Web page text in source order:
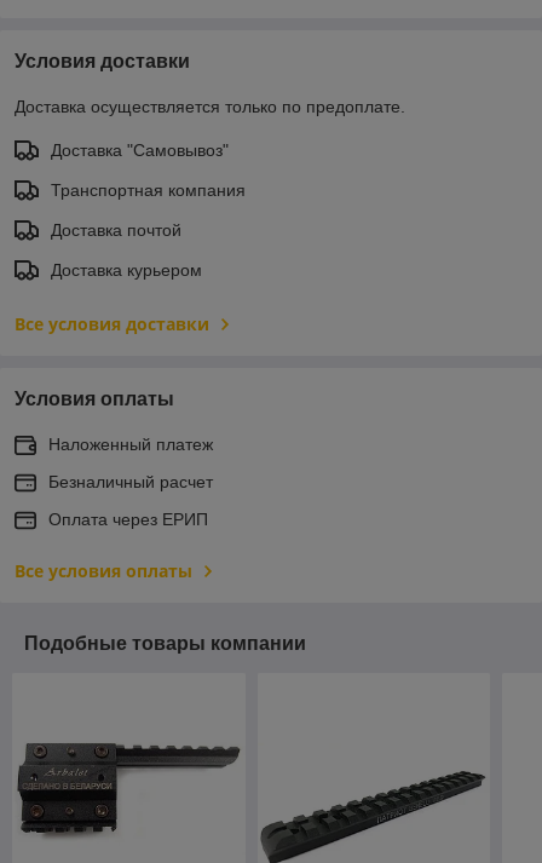
Условия доставки
Доставка осуществляется только по предоплате.
Доставка "Самовывоз"
Транспортная компания
Доставка почтой
Доставка курьером
Все условия доставки
Условия оплаты
Наложенный платеж
Безналичный расчет
Оплата через ЕРИП
Все условия оплаты
Подобные товары компании